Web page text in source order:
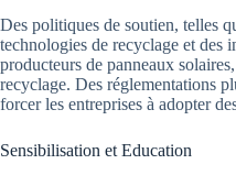
Des politiques de soutien, telles
technologies de recyclage et des
producteurs de panneaux
recyclage. Des réglementations
forcer les entreprises à adopter
Sensibilisation et Education